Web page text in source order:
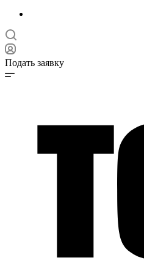
Подать заявку